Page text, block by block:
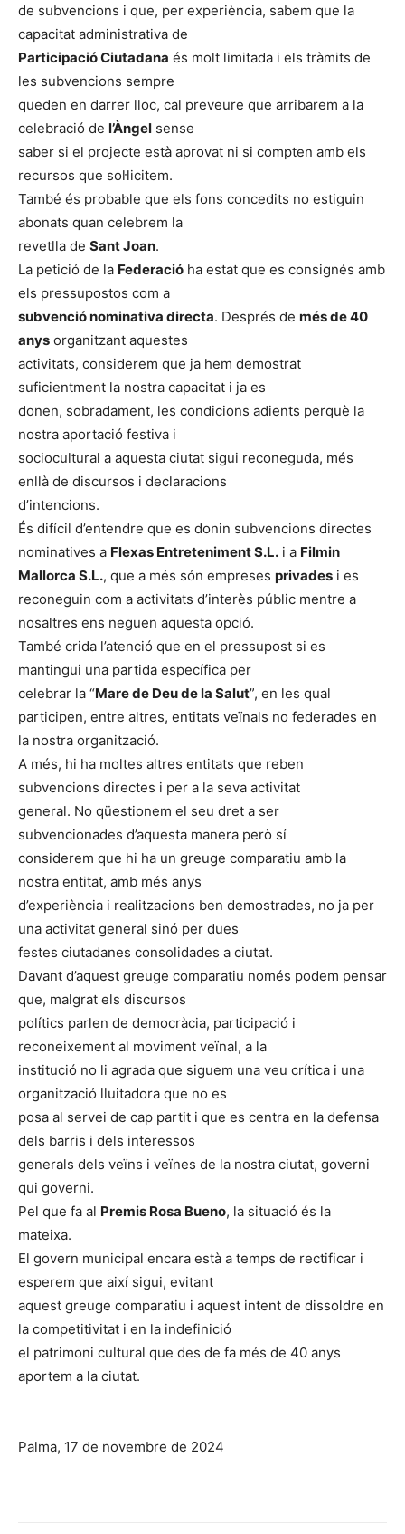
de subvencions i que, per experiència, sabem que la
capacitat administrativa de
Participació Ciutadana és molt limitada i els tràmits de
les subvencions sempre
queden en darrer lloc, cal preveure que arribarem a la
celebració de l’Àngel sense
saber si el projecte està aprovat ni si compten amb els
recursos que sol·licitem.
També és probable que els fons concedits no estiguin
abonats quan celebrem la
revetlla de Sant Joan.
La petició de la Federació ha estat que es consignés amb
els pressupostos com a
subvenció nominativa directa. Després de més de 40
anys organitzant aquestes
activitats, considerem que ja hem demostrat
suficientment la nostra capacitat i ja es
donen, sobradament, les condicions adients perquè la
nostra aportació festiva i
sociocultural a aquesta ciutat sigui reconeguda, més
enllà de discursos i declaracions
d’intencions.
És difícil d’entendre que es donin subvencions directes
nominatives a Flexas Entreteniment S.L. i a Filmin
Mallorca S.L., que a més són empreses privades i es
reconeguin com a activitats d’interès públic mentre a
nosaltres ens neguen aquesta opció.
També crida l’atenció que en el pressupost si es
mantingui una partida específica per
celebrar la “Mare de Deu de la Salut”, en les qual
participen, entre altres, entitats veïnals no federades en
la nostra organització.
A més, hi ha moltes altres entitats que reben
subvencions directes i per a la seva activitat
general. No qüestionem el seu dret a ser
subvencionades d’aquesta manera però sí
considerem que hi ha un greuge comparatiu amb la
nostra entitat, amb més anys
d’experiència i realitzacions ben demostrades, no ja per
una activitat general sinó per dues
festes ciutadanes consolidades a ciutat.
Davant d’aquest greuge comparatiu només podem pensar
que, malgrat els discursos
polítics parlen de democràcia, participació i
reconeixement al moviment veïnal, a la
institució no li agrada que siguem una veu crítica i una
organització lluitadora que no es
posa al servei de cap partit i que es centra en la defensa
dels barris i dels interessos
generals dels veïns i veïnes de la nostra ciutat, governi
qui governi.
Pel que fa al Premis Rosa Bueno, la situació és la
mateixa.
El govern municipal encara està a temps de rectificar i
esperem que així sigui, evitant
aquest greuge comparatiu i aquest intent de dissoldre en
la competitivitat i en la indefinició
el patrimoni cultural que des de fa més de 40 anys
aportem a la ciutat.
Palma, 17 de novembre de 2024